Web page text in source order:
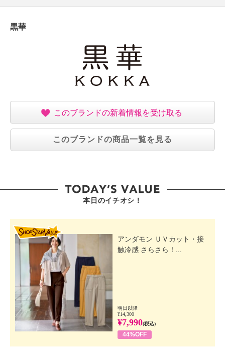
黒華
このブランドの新着情報を受け取る
このブランドの商品一覧を見る
本日のイチオシ！
アンダモン ＵＶカット・接
触冷感 さらさら！...
明日以降
¥14,300
¥7,990(税込)
44%OFF